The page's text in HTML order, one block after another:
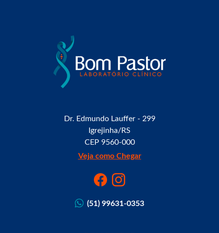
Dr. Edmundo Lauffer - 299
Igrejinha/RS
CEP 9560-000
Veja como Chegar
(51) 99631-0353